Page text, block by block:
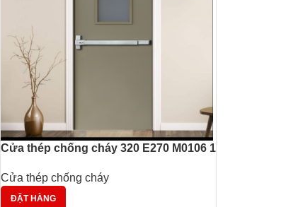
Cửa thép chống cháy 320 E270 M0106 1
Cửa thép chống cháy
ĐẶT HÀNG